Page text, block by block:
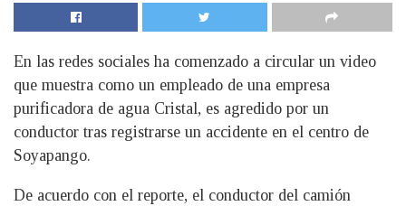
En las redes sociales ha comenzado a circular un video
que muestra como un empleado de una empresa
purificadora de agua Cristal, es agredido por un
conductor tras registrarse un accidente en el centro de
Soyapango.
De acuerdo con el reporte, el conductor del camión